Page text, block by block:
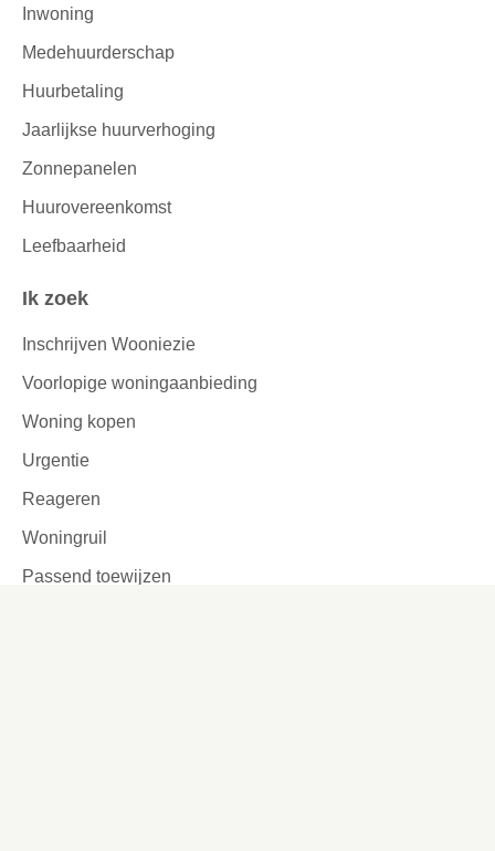
Inwoning
Medehuurderschap
Huurbetaling
Jaarlijkse huurverhoging
Zonnepanelen
Huurovereenkomst
Leefbaarheid
Ik zoek
Inschrijven Wooniezie
Voorlopige woningaanbieding
Woning kopen
Urgentie
Reageren
Woningruil
Passend toewijzen